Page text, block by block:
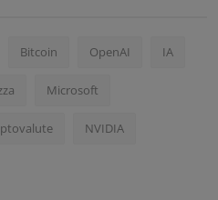
Bitcoin OpenAI IA
Microsoft
NVIDIA